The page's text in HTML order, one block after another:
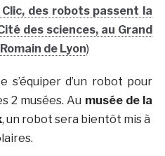
des robots passent la
des sciences, au Grand
de Lyon)
s’équiper d’un robot pour
2 musées. Au musée de la
, un robot sera bientôt mis à